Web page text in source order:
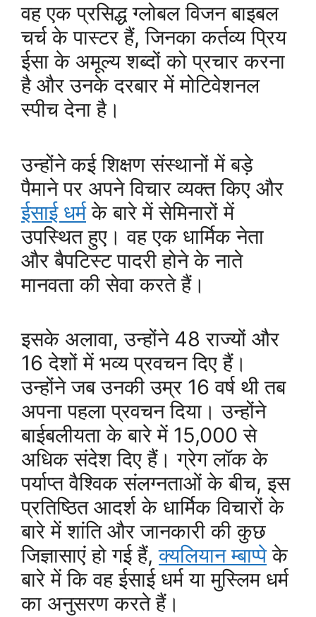
वह एक प्रसिद्ध ग्लोबल विजन बाइबल
चर्च के पास्टर हैं, जिनका कर्तव्य प्रिय
ईसा के अमूल्य शब्दों को प्रचार करना
है और उनके दरबार में मोटिवेशनल
स्पीच देना है।
उन्होंने कई शिक्षण संस्थानों में बड़े
पैमाने पर अपने विचार व्यक्त किए और
ईसाई धर्मके बारे में सेमिनारों में
उपस्थित हुए। वह एक धार्मिक नेता
और बैपटिस्ट पादरी होने के नाते
मानवता की सेवा करते हैं।
इसके अलावा, उन्होंने 48 राज्यों और
16 देशों में भव्य प्रवचन दिए हैं।
उन्होंने जब उनकी उम्र 16 वर्ष थी तब
अपना पहला प्रवचन दिया। उन्होंने
बाईबलीयता के बारे में 15,000 से
अधिक संदेश दिए हैं। ग्रेग लॉक के
पर्याप्त वैश्विक संलग्नताओं के बीच, इस
प्रतिष्ठित आदर्श के धार्मिक विचारों के
बारे में शांति और जानकारी की कुछ
जिज्ञासाएं हो गई हैं,क्यलियान म्बाप्पेके
बारे में कि वह ईसाई धर्म या मुस्लिम धर्म
का अनुसरण करते हैं।